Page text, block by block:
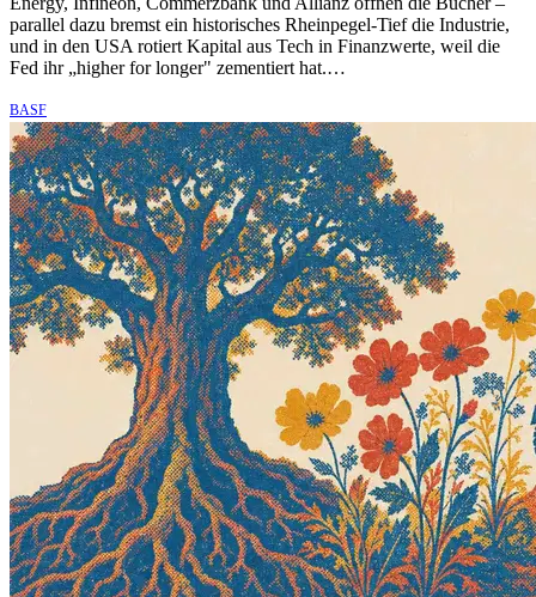
parallel dazu bremst ein historisches Rheinpegel-Tief die Industrie,
und in den USA rotiert Kapital aus Tech in Finanzwerte, weil die
Fed ihr „higher for longer" zementiert hat.…
BASF